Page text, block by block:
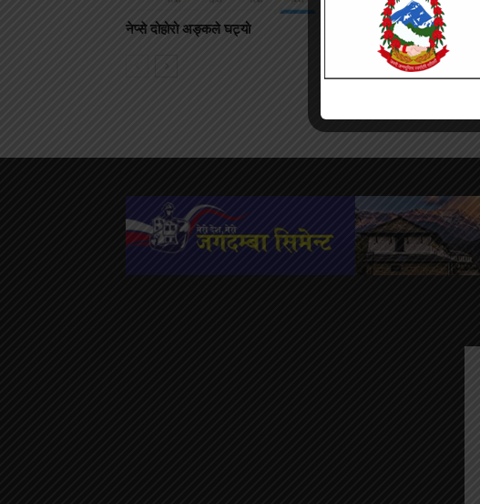
नेप्से दोहोरो अङ्कले घट्यो नेप्से परिसूचक सामान्य